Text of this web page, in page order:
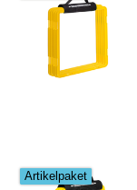
Artikelpaket